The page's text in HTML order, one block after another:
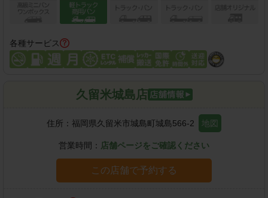
各種サービス
久留米城島店
住所： 福岡県久留米市城島町城島566-2 地図
営業時間： 店舗ページをご確認ください
この店舗で予約する